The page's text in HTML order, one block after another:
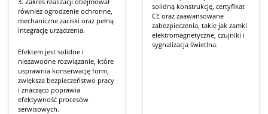
również ogrodzenie ochronne,
mechaniczne zaciski oraz pełną
integrację urządzenia.
Efektem jest solidne i
niezawodne rozwiązanie, które
usprawnia konserwację form,
zwiększa bezpieczeństwo pracy
i znacząco poprawia
efektywność procesów
serwisowych.
solidną konstrukcję, certyfikat
CE oraz zaawansowane
zabezpieczenia, takie jak zamki
elektromagnetyczne, czujniki i
sygnalizacja świetlna.